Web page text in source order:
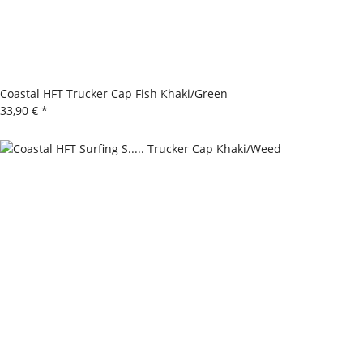
Coastal HFT Trucker Cap Fish Khaki/Green
33,90 € *